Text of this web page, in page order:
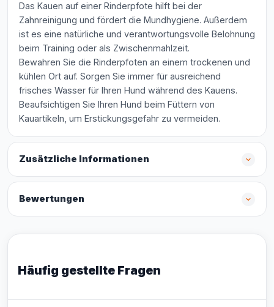
Das Kauen auf einer Rinderpfote hilft bei der
Zahnreinigung und fördert die Mundhygiene. Außerdem
ist es eine natürliche und verantwortungsvolle Belohnung
beim Training oder als Zwischenmahlzeit.
Bewahren Sie die Rinderpfoten an einem trockenen und
kühlen Ort auf. Sorgen Sie immer für ausreichend
frisches Wasser für Ihren Hund während des Kauens.
Beaufsichtigen Sie Ihren Hund beim Füttern von
Kauartikeln, um Erstickungsgefahr zu vermeiden.
Zusätzliche Informationen
Bewertungen
Häufig gestellte Fragen